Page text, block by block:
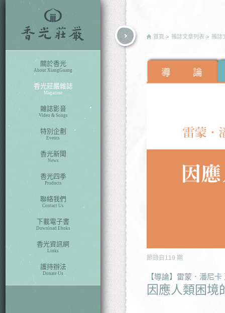
關於香光
About XiangGuang
香光莊嚴雜誌
Magazine
雜誌影音
Video & Songs
特別企劃
Events
香光新聞
News
香光四季
Products
聯絡我們
Contact Us
下載電子書
Download Eboks
香光資訊網
Links
護持辦法
Donate Us
首頁 雜誌文章列表 雜誌
節錄自 119 期
【導論】雷蒙．潘尼
因應人類困境